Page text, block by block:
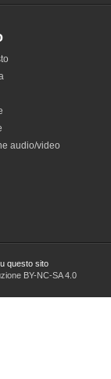
audio/video
questo sito
BY-NC-SA 4.0